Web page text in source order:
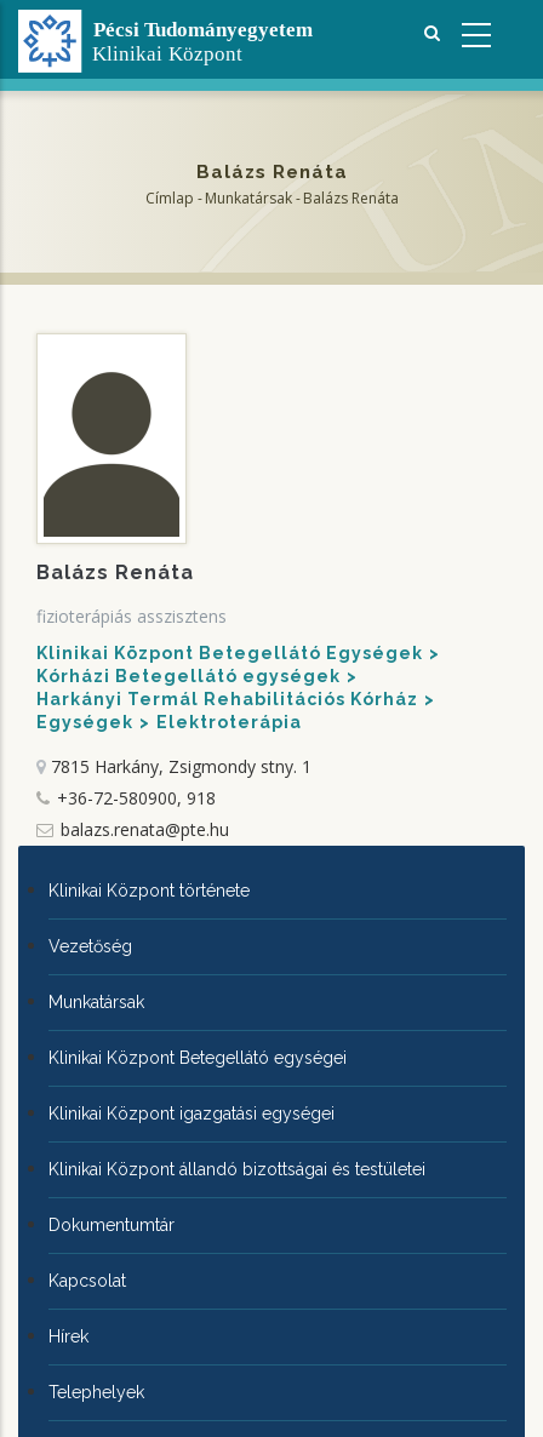
Ugrás
tartalomra
Balázs Renáta
Címlap - Munkatársak - Balázs Renáta
Balázs Renáta
fizioterápiás asszisztens
Klinikai Központ Betegellátó Egységek
Kórházi Betegellátó egységek
Harkányi Termál Rehabilitációs Kórház
Egységek
Elektroterápia
7815 Harkány, Zsigmondy stny. 1
+36-72-580900, 918
balazs.renata@pte.hu
KLINIKAI
KÖZPONTRÓL
Klinikai Központ története
Vezetőség
Munkatársak
Klinikai Központ Betegellátó egységei
Klinikai Központ igazgatási egységei
Klinikai Központ állandó bizottságai és testületei
Dokumentumtár
Kapcsolat
Hírek
Telephelyek